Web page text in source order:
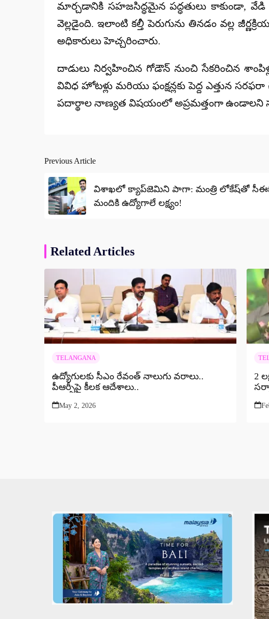
మార్చడానికి సహజసిద్ధమైన పద్ధతులు కాకుండా,
వెల్లడైంది. ఇలాంటి కల్తీ పెరుగును తినడం వల్ల
అధికారులు హెచ్చరించారు.
దాడులు నిర్వహించిన గోడౌన్ నుంచి సేకరించిన
వివిధ హోటళ్లు మరియు ఫంక్షన్లకు పెద్ద ఎత్తున
పదార్థాల నాణ్యత విషయంలో అప్రమత్తంగా ఉండాలని
Post
navigation
Previous Article
విశాఖలో క్యాప్‌జెమిని పాగా: మంత్రి లోకేష్‌తో
మందికి ఉద్యోగాలే లక్ష్యం!
Related Articles
TELANGANA
ఉద్యోగులకు సీఎం రేవంత్ నాలుగు వరాలు..
పీఆర్సీపై కీలక ఆదేశాలు..
May 2, 2026
2